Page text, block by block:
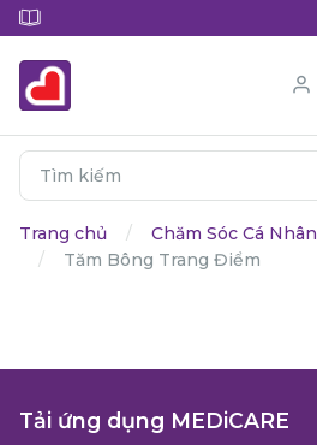
Trang chủ Chăm Sóc Cá Nhân
Tăm Bông Trang Điểm
Tải ứng dụng MEDiCARE